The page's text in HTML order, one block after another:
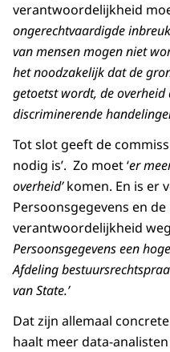
verantwoordelijkheid
ongerechtvaardigde
van mensen mogen niet
het noodzakelijk dat de
getoetst wordt, de
discriminerende
Tot slot geeft de
nodig is’. Zo moet ‘er
overheid’komen. En is er
Persoonsgegevens en
verantwoordelijkheid
Persoonsgegevens een
Afdeling
van State.’
Dat zijn allemaal
haalt meer data-